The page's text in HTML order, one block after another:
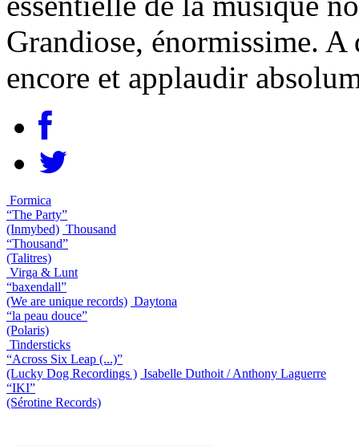
Grandiose, énormissime.
encore et applaudir
Formica
“The Party”
(Inmybed) Thousand
“Thousand”
(Talitres)
Virga & Lunt
“baxendall”
(We are unique records) Daytona
“la peau douce”
(Polaris)
Tindersticks
“Across Six Leap (...)”
(Lucky Dog Recordings ) Isabelle Duthoit / Anthony Laguerre
“IKI”
(Sérotine Records)